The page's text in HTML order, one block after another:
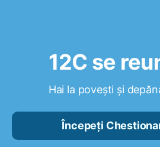
12C se
Hai la poveşti şi
Începeți